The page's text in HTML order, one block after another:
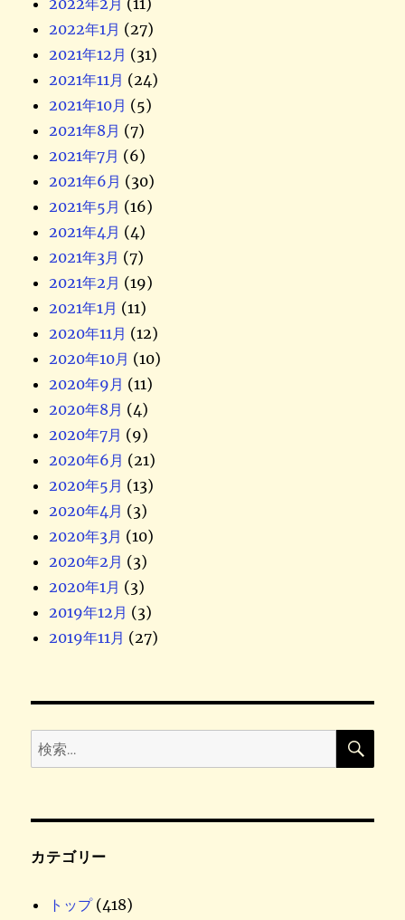
2022年2月 (11)
2022年1月 (27)
2021年12月 (31)
2021年11月 (24)
2021年10月 (5)
2021年8月 (7)
2021年7月 (6)
2021年6月 (30)
2021年5月 (16)
2021年4月 (4)
2021年3月 (7)
2021年2月 (19)
2021年1月 (11)
2020年11月 (12)
2020年10月 (10)
2020年9月 (11)
2020年8月 (4)
2020年7月 (9)
2020年6月 (21)
2020年5月 (13)
2020年4月 (3)
2020年3月 (10)
2020年2月 (3)
2020年1月 (3)
2019年12月 (3)
2019年11月 (27)
検
索
検
カテゴリー
トップ(418)